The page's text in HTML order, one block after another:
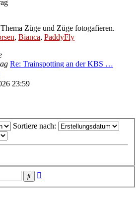
Züge und Züge fotogafieren.
, Bianca, PaddyFly
Re: Trainspotting an der KBS …
Beitrag23:59
Sortiere nach:
Suche